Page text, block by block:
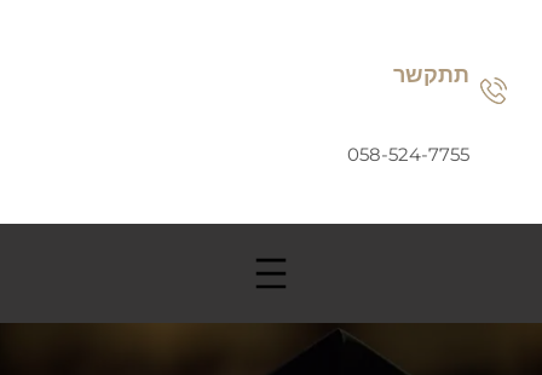
תתקשר
058-524-7755